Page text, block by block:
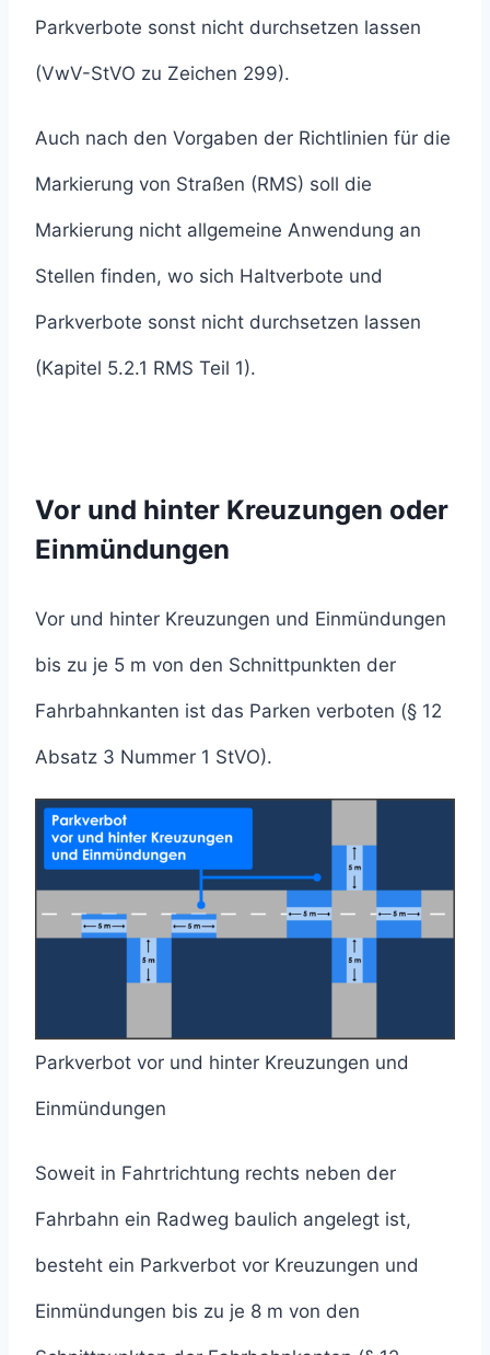
Parkverbote sonst nicht durchsetzen lassen
(VwV-StVO zu Zeichen 299).
Auch nach den Vorgaben der Richtlinien für die
Markierung von Straßen (RMS) soll die
Markierung nicht allgemeine Anwendung an
Stellen finden, wo sich Haltverbote und
Parkverbote sonst nicht durchsetzen lassen
(Kapitel 5.2.1 RMS Teil 1).
Vor und hinter Kreuzungen oder
Einmündungen
Vor und hinter Kreuzungen und Einmündungen
bis zu je 5 m von den Schnittpunkten der
Fahrbahnkanten ist das Parken verboten (§ 12
Absatz 3 Nummer 1 StVO).
Parkverbot vor und hinter Kreuzungen und
Einmündungen
Soweit in Fahrtrichtung rechts neben der
Fahrbahn ein Radweg baulich angelegt ist,
besteht ein Parkverbot vor Kreuzungen und
Einmündungen bis zu je 8 m von den